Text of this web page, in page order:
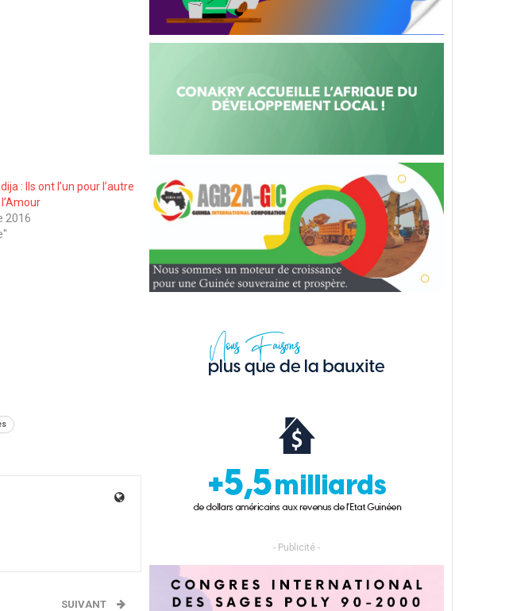
: Ils ont l’un pour l’autre
2016
SUIVANT
- Publicité -